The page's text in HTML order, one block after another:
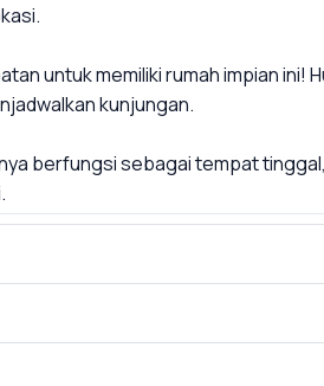
untuk memiliki rumah impian ini!
kunjungan.
berfungsi sebagai tempat